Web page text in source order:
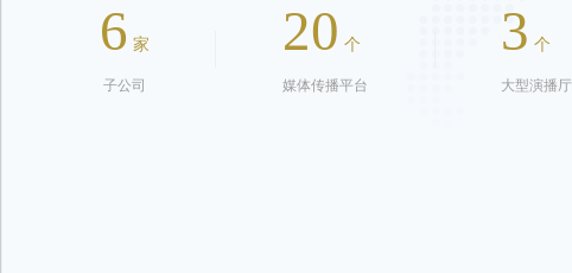
6 家
子公司
20 个
媒体传播平台
3 个
大型演播厅